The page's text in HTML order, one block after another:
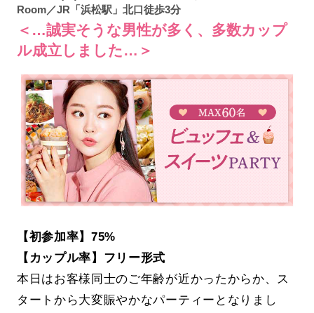
Room／JR「浜松駅」北口徒歩3分
＜…誠実そうな男性が多く、多数カップ
ル成立しました…＞
【初参加率】75%
【カップル率】フリー形式
本日はお客様同士のご年齢が近かったからか、ス
タートから大変賑やかなパーティーとなりまし